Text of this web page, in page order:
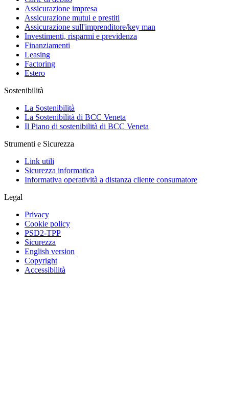
Assicurazione impresa
Assicurazione mutui e prestiti
Assicurazione sull'imprenditore/key man
Investimenti, risparmi e previdenza
Finanziamenti
Leasing
Factoring
Estero
Sostenibilità
La Sostenibilità
La Sostenibilità di BCC Veneta
Il Piano di sostenibilità di BCC Veneta
Strumenti e Sicurezza
Link utili
Sicurezza informatica
Informativa operatività a distanza cliente consumatore
Legal
Privacy
Cookie policy
PSD2-TPP
Sicurezza
English version
Copyright
Accessibilità